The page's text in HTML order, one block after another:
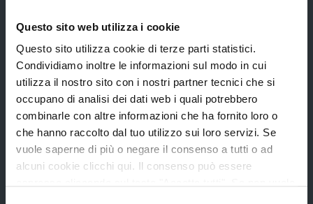
Questo sito web utilizza i cookie
Questo sito utilizza cookie di terze parti statistici.
Condividiamo inoltre le informazioni sul modo in cui
utilizza il nostro sito con i nostri partner tecnici che si
occupano di analisi dei dati web i quali potrebbero
combinarle con altre informazioni che ha fornito loro o
che hanno raccolto dal tuo utilizzo sui loro servizi. Se
vuole saperne di più o negare il consenso a tutti o ad
alcuni cookie clicchi qui. Il consenso può essere
Storia della Provincia
Edifici e Parchi
Elezioni
Bandi e avvisi
Bandi di gara